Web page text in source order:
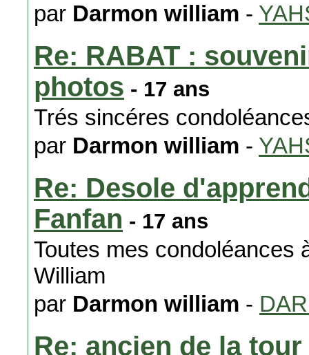
par Darmon william -
Re: RABAT :
photos - 17 ans
Trés sincéres
par Darmon william -
Re: Desole
Fanfan - 17 ans
Toutes mes condoléances
William
par Darmon william -
Re: ancien de la